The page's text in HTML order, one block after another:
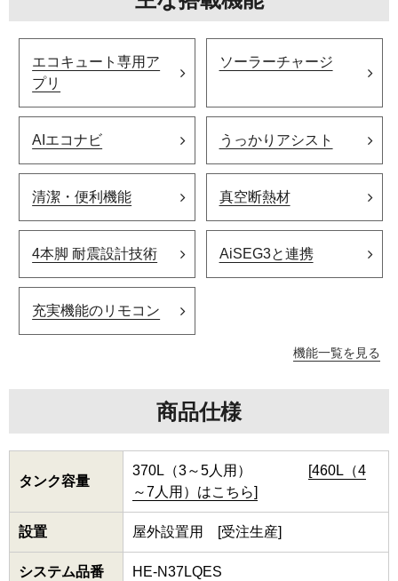
エコキュート専用ア
プリ
ソーラーチャージ
AIエコナビ うっかりアシスト
清潔・便利機能 真空断熱材
4本脚 耐震設計技術 AiSEG3と連携
充実機能のリモコン
機能一覧を見る
商品仕様
タンク容量
370L（3～5人用）
[460L（4
～7人用）はこちら]
設置 屋外設置用 [受注生産]
システム品番 HE-N37LQES